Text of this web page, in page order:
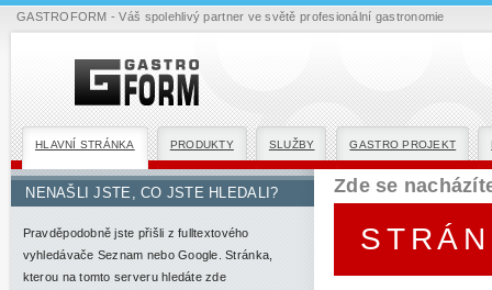
HLAVNÍ STRÁNKA PRODUKTY SLUŽBY GASTRO PROJEKT
NENAŠLI JSTE, CO JSTE HLEDALI?
Pravděpodobně jste přišli z fulltextového
vyhledávače Seznam nebo Google. Stránka,
kterou na tomto serveru hledáte zde
Zde se
GASTROFORM - Váš spolehlivý partner ve světě profesionální gastronomie